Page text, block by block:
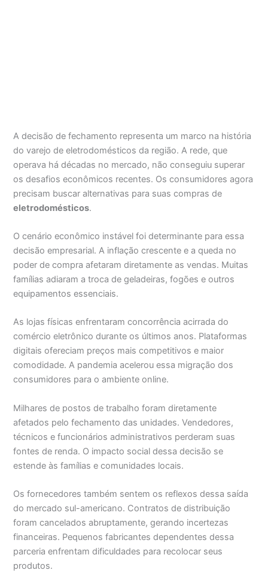
A decisão de fechamento representa um marco na história
do varejo de eletrodomésticos da região. A rede, que
operava há décadas no mercado, não conseguiu superar
os desafios econômicos recentes. Os consumidores agora
precisam buscar alternativas para suas compras de
eletrodomésticos.
O cenário econômico instável foi determinante para essa
decisão empresarial. A inflação crescente e a queda no
poder de compra afetaram diretamente as vendas. Muitas
famílias adiaram a troca de geladeiras, fogões e outros
equipamentos essenciais.
As lojas físicas enfrentaram concorrência acirrada do
comércio eletrônico durante os últimos anos. Plataformas
digitais ofereciam preços mais competitivos e maior
comodidade. A pandemia acelerou essa migração dos
consumidores para o ambiente online.
Milhares de postos de trabalho foram diretamente
afetados pelo fechamento das unidades. Vendedores,
técnicos e funcionários administrativos perderam suas
fontes de renda. O impacto social dessa decisão se
estende às famílias e comunidades locais.
Os fornecedores também sentem os reflexos dessa saída
do mercado sul-americano. Contratos de distribuição
foram cancelados abruptamente, gerando incertezas
financeiras. Pequenos fabricantes dependentes dessa
parceria enfrentam dificuldades para recolocar seus
produtos.